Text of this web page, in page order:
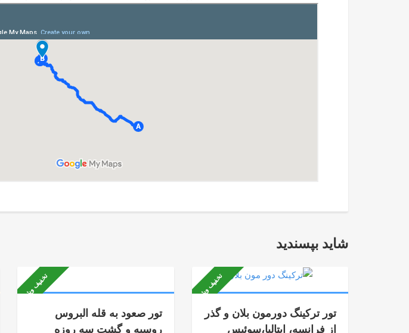
شاید بپسندید
تخفیف ویژه
تور ترکینگ دورمون بلان و گذر
از فرانسه، ایتالیا،سوئیس
تخفیف ویژه
تور صعود به قله البروس
روسیه و گشت سه روزه